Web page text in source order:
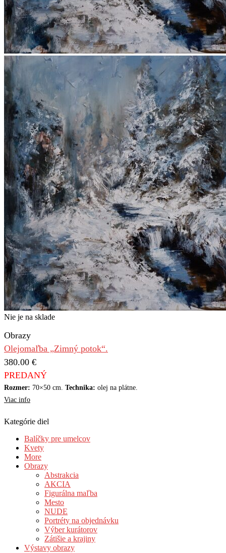
Nie je na sklade
Obrazy
Olejomaľba „Zimný potok“.
380.00 €
PREDANÝ
Rozmer: 70×50 cm. Technika: olej na plátne.
Viac info
Kategórie diel
Balíčky pre umelcov
Kvety
More
Obrazy
Abstrakcia
AKCIA
Figurálna maľba
Mesto
NUDE
Portréty na objednávku
Výber kurátorov
Zátišie a krajiny
Výstavy obrazy